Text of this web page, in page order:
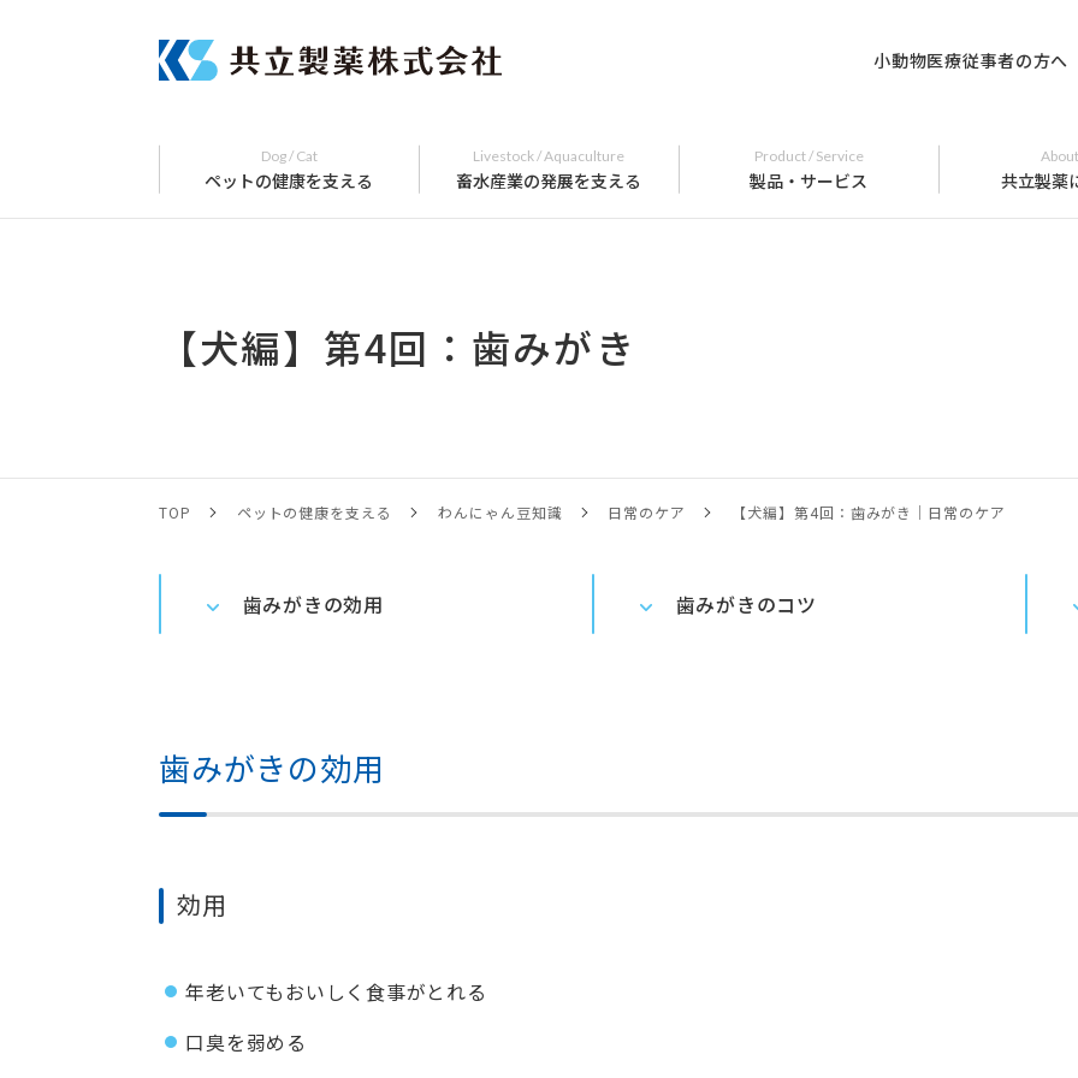
小動物医療従事者の方へ
Dog / Cat
ペットの健康を支える
Livestock / Aquaculture
畜水産業の発展を支える
Product / Service
製品・サービス 共立製薬
【犬編】第4回：歯みがき
TOP ペットの健康を支える わんにゃん豆知識 日常のケア 【犬編】第4回：歯みがき｜日常のケア
歯みがきの効用 歯みがきのコツ
歯みがきの効用
効用
年老いてもおいしく食事がとれる
口臭を弱める